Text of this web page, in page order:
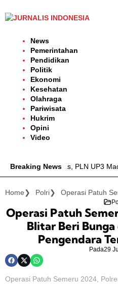
ke
News
Pemerintahan
Pendidikan
Politik
Ekonomi
Kesehatan
Olahraga
Pariwisata
Hukrim
Opini
Video
Breaking News
Jadi Prioritas, PLN UP3 Madura
Home Polri
Operasi Patuh
Blitar Beri
Pengendara
Pada29
Operasi Patuh Semeru 2024,